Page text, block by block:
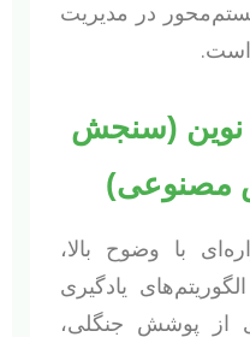
در مدیریت
است.
نوین (سنجش
با وضوح بالا،
یادگیری
از پوشش جنگلی،